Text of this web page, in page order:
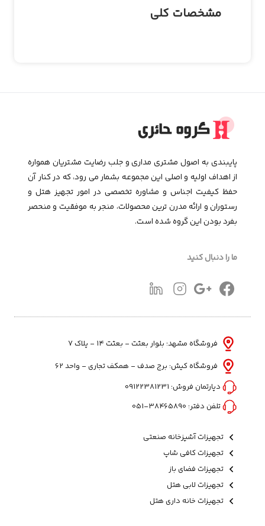
مشخصات کلی
پایبندی به اصول مشتری مداری و جلب رضایت مشتریان همواره
از اهداف اولیه و اصلی این مجموعـه بشمار می رود، که در کنار آن
حفظ کیفیت اجناس و مشاوره تخصصی در امور تجهیز هتل و
رستوران و ارائه مدرن ترین محصولات، منجر به موفقیت و منحصر
بفرد بودن این گروه شده است.
ما را دنبال کنید
فروشگاه مشهد: بلوار بعثت - بعثت ۱۴ - پلاک ۷
فروشگاه کیش: برج صدف - همکف تجاری - واحد 62
دپارتمان فروش: 09122381231
تلفن دفتر: 38465890-051
تجهیزات آشپزخانه صنعتی
تجهیزات کافی شاپ
تجهیزات فضای باز
تجهیزات لابی هتل
تجهیزات خانه داری هتل